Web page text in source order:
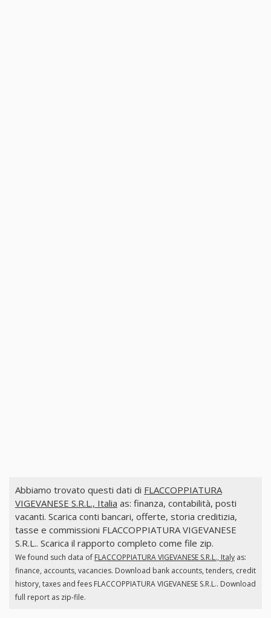
Abbiamo trovato questi dati di FLACCOPPIATURA
VIGEVANESE S.R.L., Italia as: finanza, contabilità, posti
vacanti. Scarica conti bancari, offerte, storia creditizia,
tasse e commissioni FLACCOPPIATURA VIGEVANESE
S.R.L.. Scarica il rapporto completo come file zip.
We found such data of FLACCOPPIATURA VIGEVANESE S.R.L., Italyas:
finance, accounts, vacancies. Download bank accounts, tenders, credit
history, taxes and fees FLACCOPPIATURA VIGEVANESE S.R.L.. Download
full report as zip-file.